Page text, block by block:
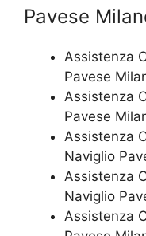
Pavese
Assistenza
Pavese
Assistenza
Pavese
Assistenza
Naviglio
Assistenza
Naviglio
Assistenza